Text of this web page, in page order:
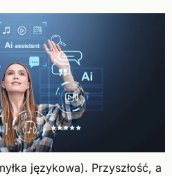
językowa). Przyszłość, a